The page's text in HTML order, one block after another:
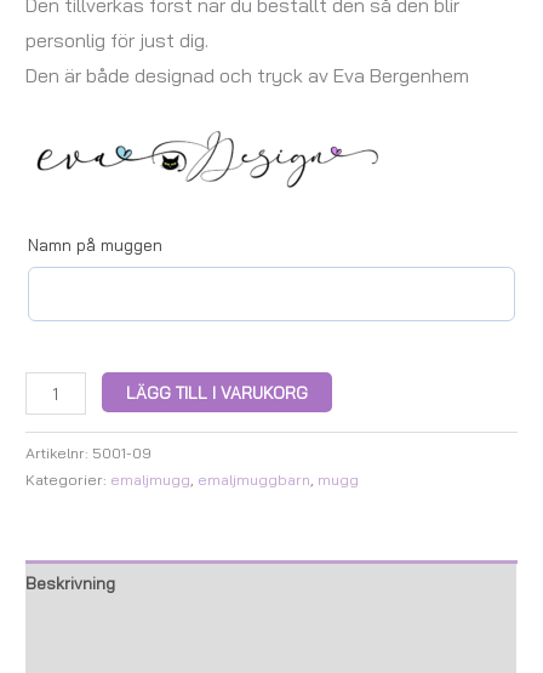
personlig för just dig.
Den är både designad och tryck av Eva Bergenhem
Namn på muggen
LÄGG TILL I VARUKORG
Artikelnr: 5001-09
Kategorier: emaljmugg, emaljmuggbarn, mugg
Beskrivning